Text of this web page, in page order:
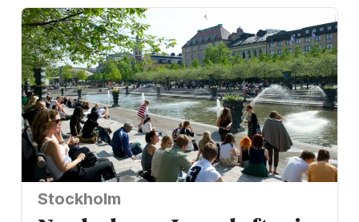
Stockholm